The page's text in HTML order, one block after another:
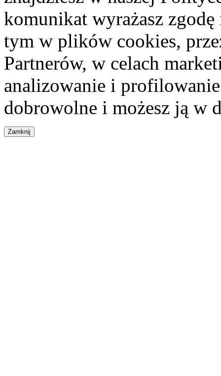
komunikat wyrażasz
tym w plików cookies,
Partnerów, w celach
analizowanie i
dobrowolne i możesz ją w